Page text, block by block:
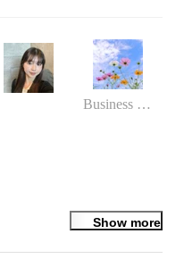
Business (Finance, HR etc.)
になる。
Show more